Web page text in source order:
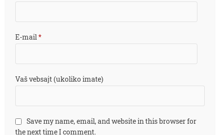
E-mail*
Vaš vebsajt (ukoliko imate)
Save my name, email, and website in this browser for
the next time I comment.